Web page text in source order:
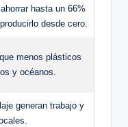
hasta un 66%
desde cero.
menos plásticos
y‍ océanos.
generan trabajo y